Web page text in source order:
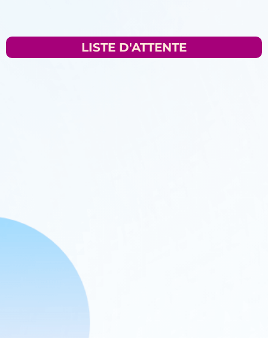
LISTE D'ATTENTE